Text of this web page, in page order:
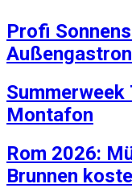
Profi
Montafon
Rom 2026:
Brunnen